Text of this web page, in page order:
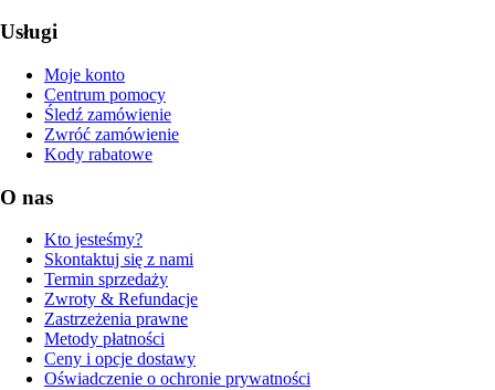
Usługi
Moje konto
Centrum pomocy
Śledź zamówienie
Zwróć zamówienie
Kody rabatowe
O nas
Kto jesteśmy?
Skontaktuj się z nami
Termin sprzedaży
Zwroty & Refundacje
Zastrzeżenia prawne
Metody płatności
Ceny i opcje dostawy
Oświadczenie o ochronie prywatności